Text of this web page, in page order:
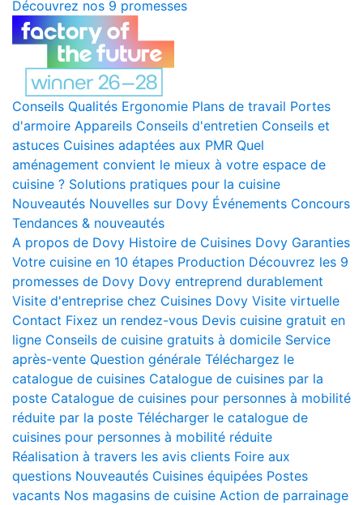
Découvrez nos 9 promesses
Conseils Qualités Ergonomie Plans de travail Portes
d'armoire Appareils Conseils d'entretien Conseils et
astuces Cuisines adaptées aux PMR Quel
aménagement convient le mieux à votre espace de
cuisine ? Solutions pratiques pour la cuisine
Nouveautés Nouvelles sur Dovy Événements Concours
Tendances & nouveautés
A propos de Dovy Histoire de Cuisines Dovy Garanties
Votre cuisine en 10 étapes Production Découvrez les 9
promesses de Dovy Dovy entreprend durablement
Visite d'entreprise chez Cuisines Dovy Visite virtuelle
Contact Fixez un rendez-vous Devis cuisine gratuit en
ligne Conseils de cuisine gratuits à domicile Service
après-vente Question générale Téléchargez le
catalogue de cuisines Catalogue de cuisines par la
poste Catalogue de cuisines pour personnes à mobilité
réduite par la poste Télécharger le catalogue de
cuisines pour personnes à mobilité réduite
Réalisation à travers les avis clients Foire aux
questions Nouveautés Cuisines équipées Postes
vacants Nos magasins de cuisine Action de parrainage